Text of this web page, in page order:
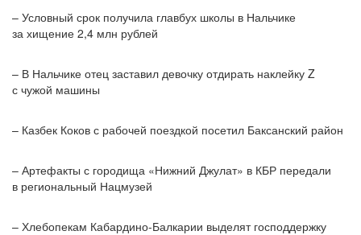
– Условный срок получила главбух школы в Нальчике
за хищение 2,4 млн рублей
– В Нальчике отец заставил девочку отдирать наклейку Z
с чужой машины
– Казбек Коков с рабочей поездкой посетил Баксанский район
– Артефакты с городища «Нижний Джулат» в КБР передали
в региональный Нацмузей
– Хлебопекам Кабардино-Балкарии выделят господдержку